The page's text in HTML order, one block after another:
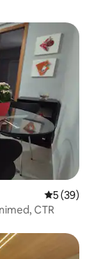
5 de uma
5 (39)
CTR